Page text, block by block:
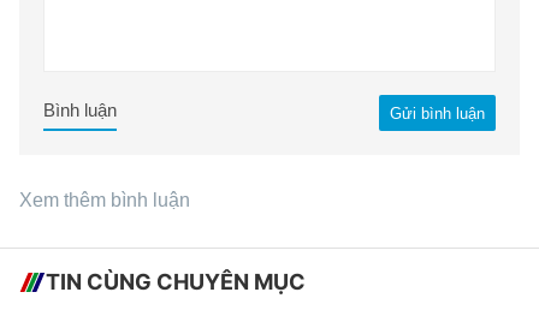
Gửi bình luận
Bình luận
Xem thêm bình luận
TIN CÙNG CHUYÊN MỤC